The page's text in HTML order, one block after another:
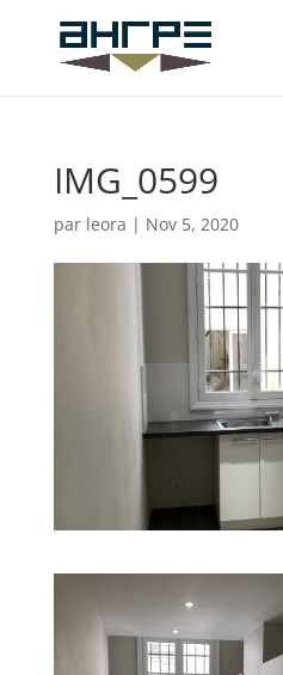
IMG_0599
par leora | Nov 5, 2020